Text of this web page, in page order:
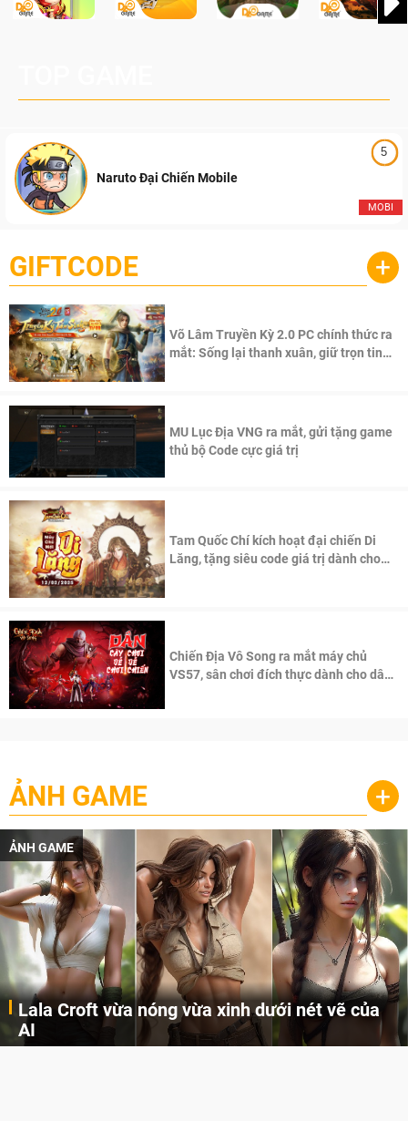
5
MOBI
Naruto Đại Chiến Mobile
GIFTCODE +
Võ Lâm Truyền Kỳ 2.0 PC chính thức ra
mắt: Sống lại thanh xuân, giữ trọn tinh
MU Lục Địa VNG ra mắt, gửi tặng game
thủ bộ Code cực giá trị
Tam Quốc Chí kích hoạt đại chiến Di
Lăng, tặng siêu code giá trị dành cho
Chiến Địa Vô Song ra mắt máy chủ
VS57, sân chơi đích thực dành cho dân
ẢNH GAME +
ẢNH GAME
Lala Croft vừa nóng vừa xinh dưới nét vẽ của
AI